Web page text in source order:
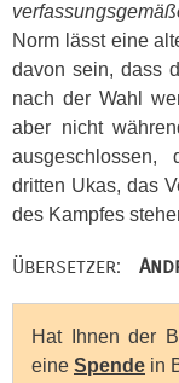
Norm lässt eine
davon sein, dass
nach der Wahl
aber nicht
dritten Ukas, das
des Kampfes
Übersetzer:
Hat Ihnen der
eine Spende in